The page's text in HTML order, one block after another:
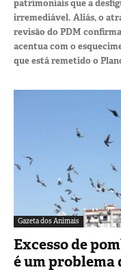
patrimoniais que a
irremediável. Aliás, o
revisão do PDM
acentua com o
que está remetido o
Gazeta dos Animais
Excesso de
é um problema